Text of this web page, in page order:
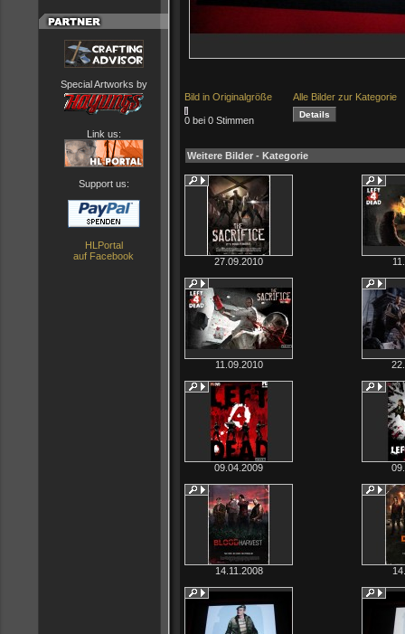
Special Artworks by
Link us:
Support us:
HLPortal
auf Facebook
Bild in Originalgröße Alle Bilder zur Kategorie
0 bei 0 Stimmen
Weitere Bilder - Kategorie
27.09.2010
11.09.2010
09.04.2009
14.11.2008